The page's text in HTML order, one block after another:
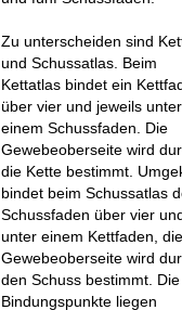
Zu unterscheiden sind
und Schussatlas. Beim
Kettatlas bindet ein
über vier und jeweils unter
einem Schussfaden. Die
Gewebeoberseite wird
die Kette bestimmt.
bindet beim Schussatlas
Schussfaden über vier
unter einem Kettfaden, die
Gewebeoberseite wird
den Schuss bestimmt. Die
Bindungspunkte liegen